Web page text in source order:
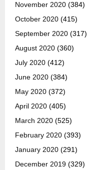
November 2020 (384)
October 2020 (415)
September 2020 (317)
August 2020 (360)
July 2020 (412)
June 2020 (384)
May 2020 (372)
April 2020 (405)
March 2020 (525)
February 2020 (393)
January 2020 (291)
December 2019 (329)